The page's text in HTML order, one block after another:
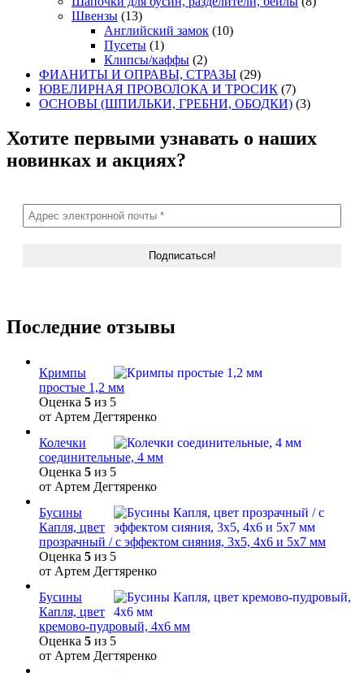
Швензы (13)
Английский замок (10)
Пусеты (1)
Клипсы/каффы (2)
ФИАНИТЫ И ОПРАВЫ, СТРАЗЫ (29)
ЮВЕЛИРНАЯ ПРОВОЛОКА И ТРОСИК (7)
ОСНОВЫ (ШПИЛЬКИ, ГРЕБНИ, ОБОДКИ) (3)
Хотите первыми узнавать о наших
новинках и акциях?
Последние отзывы
Кримпы
простые 1,2 мм
Оценка 5 из 5
от Артем Дегтяренко
Колечки
соединительные, 4 мм
Оценка 5 из 5
от Артем Дегтяренко
Бусины
Капля, цвет
прозрачный / с эффектом сияния, 3х5, 4х6 и 5х7 мм
Оценка 5 из 5
от Артем Дегтяренко
Бусины
Капля, цвет
кремово-пудровый, 4х6 мм
Оценка 5 из 5
от Артем Дегтяренко